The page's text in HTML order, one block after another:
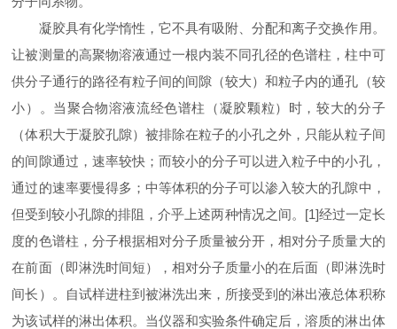
凝胶具有化学惰性，它不具有吸附、分配和离子交换作用。
让被测量的高聚物溶液通过一根内装不同孔径的色谱柱，柱中可
供分子通行的路径有粒子间的间隙（较大）和粒子内的通孔（较
小）。当聚合物溶液流经色谱柱（凝胶颗粒）时，较大的分子
（体积大于凝胶孔隙）被排除在粒子的小孔之外，只能从粒子间
的间隙通过，速率较快；而较小的分子可以进入粒子中的小孔，
通过的速率要慢得多；中等体积的分子可以渗入较大的孔隙中，
但受到较小孔隙的排阻，介乎上述两种情况之间。[1]经过一定长
度的色谱柱，分子根据相对分子质量被分开，相对分子质量大的
在前面（即淋洗时间短），相对分子质量小的在后面（即淋洗时
间长）。自试样进柱到被淋洗出来，所接受到的淋出液总体积称
为该试样的淋出体积。当仪器和实验条件确定后，溶质的淋出体